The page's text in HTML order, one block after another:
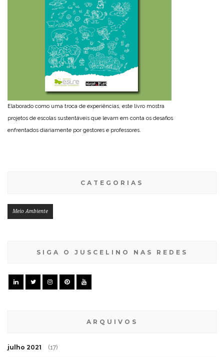
Elaborado como uma troca de experiências, este livro mostra
projetos de escolas sustentáveis que levam em conta os desafios
enfrentados diariamente por gestores e professores.
CATEGORIAS
Meio Ambiente
SIGA O JUSCELINO NAS REDES
ARQUIVOS
julho 2021 (17)